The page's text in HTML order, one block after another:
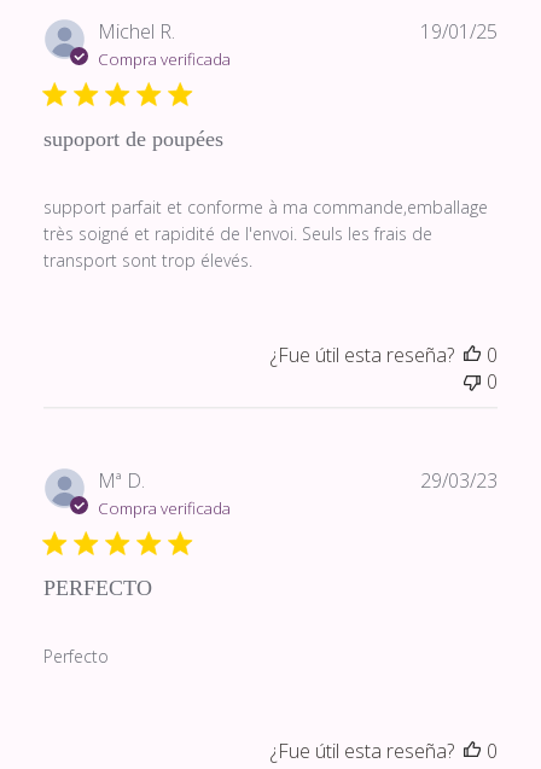
Michel R.
Compra verificada
supoport de poupées
support parfait et conforme à ma commande,emballage
très soigné et rapidité de l'envoi. Seuls les frais de
transport sont trop élevés.
19/01/25
¿Fue útil esta reseña?
0
0
Mª D.
Compra verificada
PERFECTO
Perfecto
29/03/23
¿Fue útil esta reseña?
0